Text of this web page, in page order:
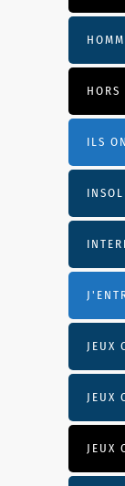
HORS
ILS
JEUX
JEUX
JEUX